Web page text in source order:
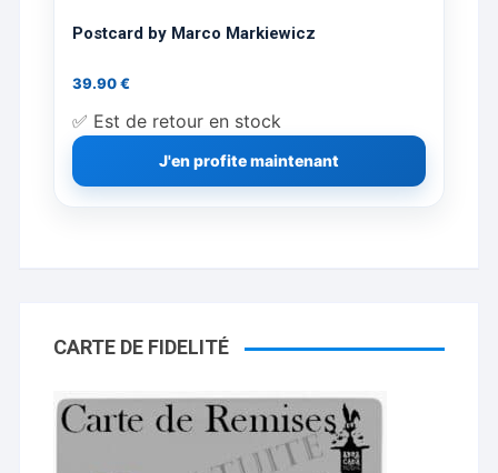
Postcard by Marco Markiewicz
39.90€
✅ Est de retour en stock
J'en profite maintenant
CARTE DE FIDELITÉ